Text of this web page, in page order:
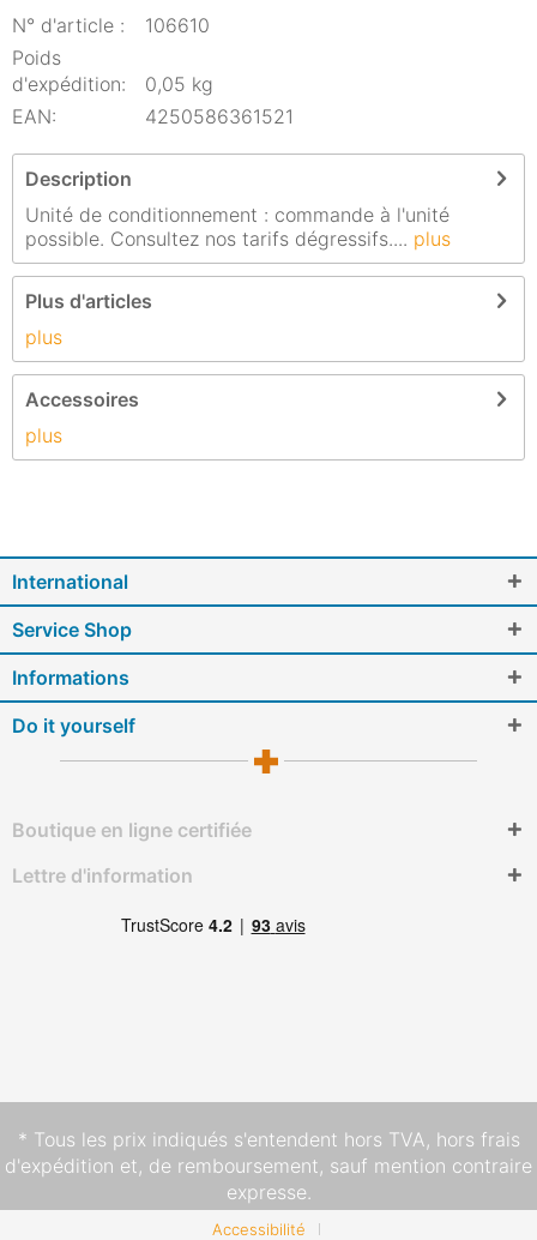
N° d'article :
106610
Poids
d'expédition:
0,05 kg
EAN:
4250586361521
Description
Unité de conditionnement : commande à l'unité
possible. Consultez nos tarifs dégressifs.... plus
Plus d'articles
plus
Accessoires
plus
International
Service Shop
Informations
Do it yourself
Boutique en ligne certifiée
Lettre d'information
* Tous les prix indiqués s'entendent hors TVA, hors frais
d'expédition et, de remboursement, sauf mention contraire
expresse.
Accessibilité